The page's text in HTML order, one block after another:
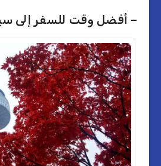
– أفضل وقت للسفر إلى